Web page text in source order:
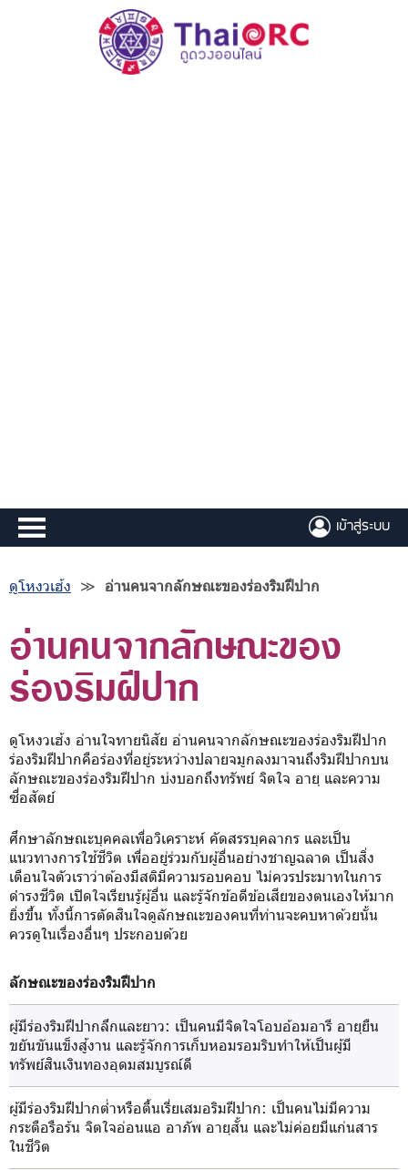
เข้าสู่ระบบ
ดูโหงวเฮ้ง ≫ อ่านคนจากลักษณะของร่องริมฝีปาก
อ่านคนจากลักษณะของ
ร่องริมฝีปาก
ดูโหงวเฮ้ง อ่านใจทายนิสัย อ่านคนจากลักษณะของร่องริมฝีปาก
ร่องริมฝีปากคือร่องที่อยู่ระหว่างปลายจมูกลงมาจนถึงริมฝีปากบน
ลักษณะของร่องริมฝีปาก บ่งบอกถึงทรัพย์ จิตใจ อายุ และความ
ซื่อสัตย์
ศึกษาลักษณะบุคคลเพื่อวิเคราะห์ คัดสรรบุคลากร และเป็น
แนวทางการใช้ชีวิต เพื่ออยู่ร่วมกับผู้อื่นอย่างชาญฉลาด เป็นสิ่ง
เตือนใจตัวเราว่าต้องมีสติมีความรอบคอบ ไม่ควรประมาทในการ
ดำรงชีวิต เปิดใจเรียนรู้ผู้อื่น และรู้จักข้อดีข้อเสียของตนเองให้มาก
ยิ่งขึ้น ทั้งนี้การตัดสินใจดูลักษณะของคนที่ท่านจะคบหาด้วยนั้น
ควรดูในเรื่องอื่นๆ ประกอบด้วย
ลักษณะของร่องริมฝีปาก
ผู้มีร่องริมฝีปากลึกและยาว: เป็นคนมีจิตใจโอบอ้อมอารี อายุยืน
ขยันขันแข็งสู้งาน และรู้จักการเก็บหอมรอมริบทำให้เป็นผู้มี
ทรัพย์สินเงินทองอุดมสมบูรณ์ดี
ผู้มีร่องริมฝีปากต่ำหรือตื้นเรี่ยเสมอริมฝีปาก: เป็นคนไม่มีความ
กระตือรือร้น จิตใจอ่อนแอ อาภัพ อายุสั้น และไม่ค่อยมีแก่นสาร
ในชีวิต